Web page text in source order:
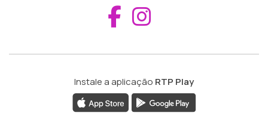
Aceder ao
Instale a aplicação RTP Play